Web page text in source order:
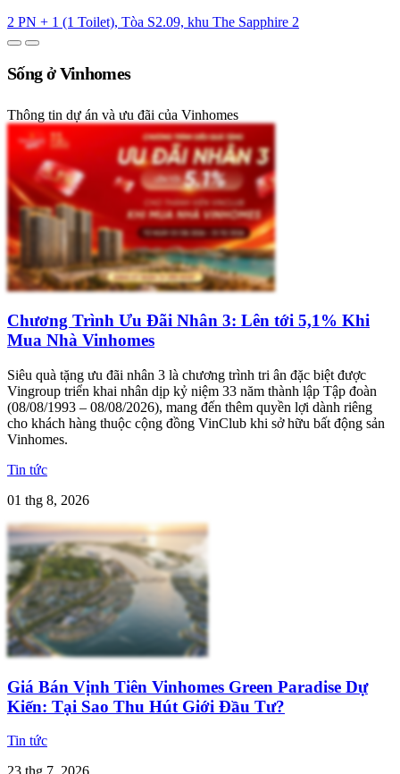
2 PN + 1 (1 Toilet), Tòa S2.09, khu The Sapphire 2
Sống ở Vinhomes
Thông tin dự án và ưu đãi của Vinhomes
Chương Trình Ưu Đãi Nhân 3: Lên tới 5,1% Khi
Mua Nhà Vinhomes
Siêu quà tặng ưu đãi nhân 3 là chương trình tri ân đặc biệt được
Vingroup triển khai nhân dịp kỷ niệm 33 năm thành lập Tập đoàn
(08/08/1993 – 08/08/2026), mang đến thêm quyền lợi dành riêng
cho khách hàng thuộc cộng đồng VinClub khi sở hữu bất động sản
Vinhomes.
Tin tức
01 thg 8, 2026
Giá Bán Vịnh Tiên Vinhomes Green Paradise Dự
Kiến: Tại Sao Thu Hút Giới Đầu Tư?
Tin tức